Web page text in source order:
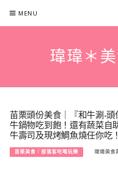
content
MENU
瑋瑋＊
苗栗頭份美食｜『和牛涮-
牛鍋物吃到飽！還有蔬菜自
牛壽司及現烤鯛魚燒任你吃！
苗栗美食｜部落客吃喝玩樂 瑋瑋美食